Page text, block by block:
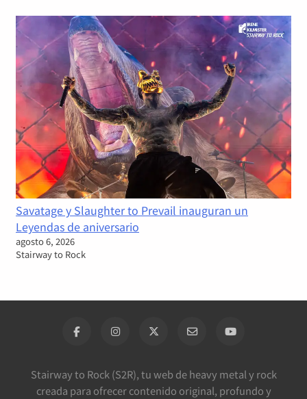
Savatage y Slaughter to Prevail inauguran un
Leyendas de aniversario
agosto 6, 2026
Stairway to Rock
Stairway to Rock (S2R), tu web de heavy metal y rock
creada para ofrecer contenido original, profundo y